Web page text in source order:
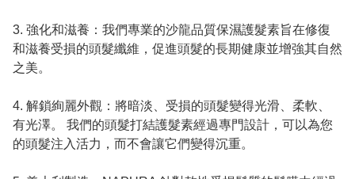
3. 強化和滋養：我們專業的沙龍品質保濕護髮素旨在修復
和滋養受損的頭髮纖維，促進頭髮的長期健康並增強其自然
之美。
4. 解鎖絢麗外觀：將暗淡、受損的頭髮變得光滑、柔軟、
有光澤。 我們的頭髮打結護髮素經過專門設計，可以為您
的頭髮注入活力，而不會讓它們變得沉重。